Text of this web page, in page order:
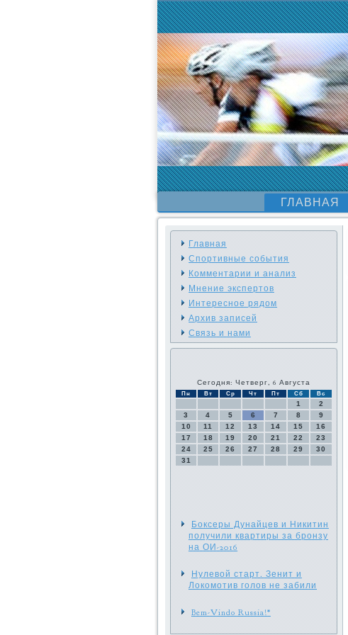
ГЛАВНАЯ
Главная
Спортивные события
Комментарии и анализ
Мнение экспертов
Интересное рядом
Архив записей
Связь и нами
Сегодня: Четверг, 6 Августа
Пн Вт Ср Чт Пт Сб Вс
1
2
3
4 5 6 7 8
9
10
11 12 13 14 15
16
17
18 19 20 21 22
23
24
25 26 27 28 29
30
31
Боксеры Дунайцев и Никитин
получили квартиры за бронзу
на ОИ-2016
Нулевой старт. Зенит и
Локомотив голов не забили
Bem-Vindo Russia!*